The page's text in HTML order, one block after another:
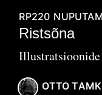
RP220
Ristsõna
OTTO